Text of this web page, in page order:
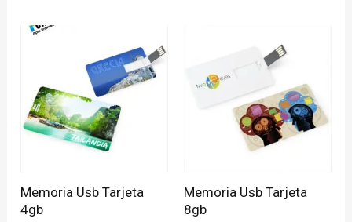
Memoria Usb Tarjeta
4gb
Memoria Usb Tarjeta
8gb